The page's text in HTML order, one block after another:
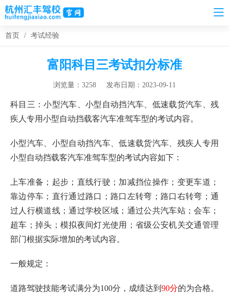
首页 / 考试经验
富阳科目三考试扣分标准
浏览量：3258 发布日期：2023-09-11
科目三：小型汽车、小型自动挡汽车、低速载货汽车、残
疾人专用小型自动挡载客汽车准驾车型的考试内容。
小型汽车、小型自动挡汽车、低速载货汽车、残疾人专用
小型自动挡载客汽车准驾车型的考试内容如下：
上车准备；起步；直线行驶；加减挡位操作；变更车道；
靠边停车；直行通过路口；路口左转弯；路口右转弯；通
过人行横道线；通过学校区域；通过公共汽车站；会车；
超车；掉头；模拟夜间灯光使用；省级公安机关交通管理
部门根据实际增加的考试内容。
一般规定：
道路驾驶技能考试满分为100分，成绩达到 90分的为合格。